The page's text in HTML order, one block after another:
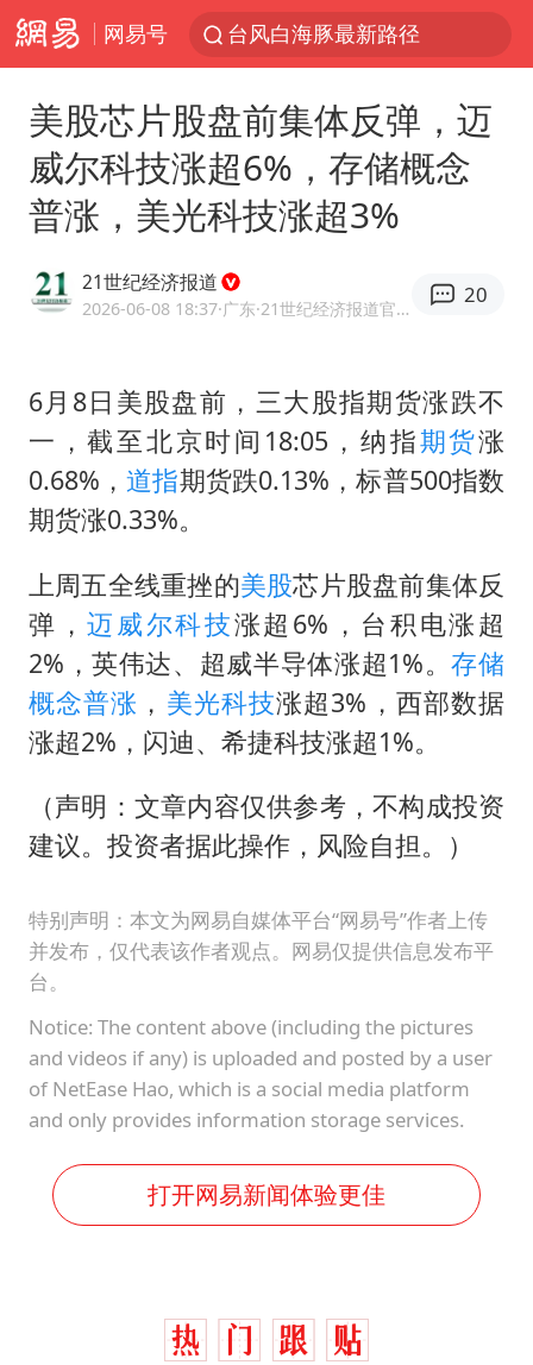
网易号
台风白海豚最新路径
63岁关之琳否认与27岁模特恋情
贵州轮胎子公司获美国退税8136万
郑国霖回应去景区上班被保安拦下
80后女柜员逆袭成4200亿银行副行长
感觉全东北都在等7号
泰国一女公务员妆容引争议 本人回应
多地要求领导干部带头休假
女子利用漏洞0元薅走3000多件家电
东方甄选被判赔偿江小白30万元
奋进开新局 实干挑大梁
美股芯片股盘前集体反弹，迈
威尔科技涨超6%，存储概念
普涨，美光科技涨超3%
21世纪经济报道
2026-06-08 18:37·广东 ·21世纪经济报道官方账号
20
6月8日美股盘前，三大股指期货涨跌不
一，截至北京时间18:05，纳指期货涨
0.68%，道指期货跌0.13%，标普500指数
期货涨0.33%。
上周五全线重挫的美股芯片股盘前集体反
弹，迈威尔科技涨超6%，台积电涨超
2%，英伟达、超威半导体涨超1%。存储
概念普涨 ， 美光科技涨超3%，西部数据
涨超2%，闪迪、希捷科技涨超1%。
（声明：文章内容仅供参考，不构成投资
建议。投资者据此操作，风险自担。）
特别声明：本文为网易自媒体平台“网易号”作者上传
并发布，仅代表该作者观点。网易仅提供信息发布平
台。
Notice: The content above (including the pictures
and videos if any) is uploaded and posted by a user
of NetEase Hao, which is a social media platform
and only provides information storage services.
打开网易新闻体验更佳